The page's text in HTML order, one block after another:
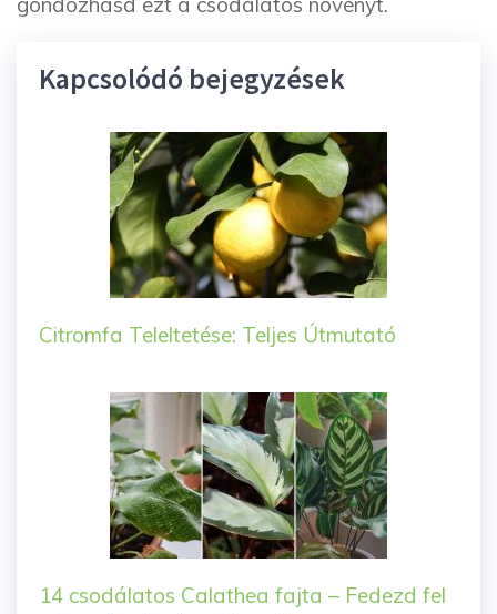
Kapcsolódó bejegyzések
Citromfa Teleltetése: Teljes Útmutató
14 csodálatos Calathea fajta – Fedezd fel